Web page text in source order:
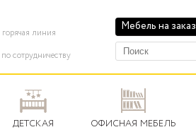
горячая линия
по сотрудничеству
Мебель на заказ
ДЕТСКАЯ ОФИСНАЯ МЕБЕЛЬ